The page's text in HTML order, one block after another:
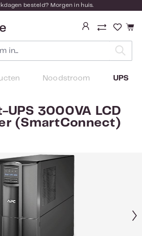
besteld? Morgen in huis.
Je
Noodstroom UPS
UPS 3000VA LCD
(SmartConnect)